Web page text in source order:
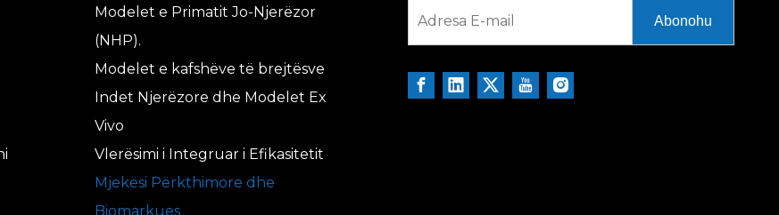
Modelet e Primatit Jo-Njerëzor
(NHP).
Modelet e kafshëve të brejtësve
Indet Njerëzore dhe Modelet Ex
Vivo
Vlerësimi i Integruar i Efikasitetit
Mjekësi Përkthimore dhe
Biomarkues
Abonohu